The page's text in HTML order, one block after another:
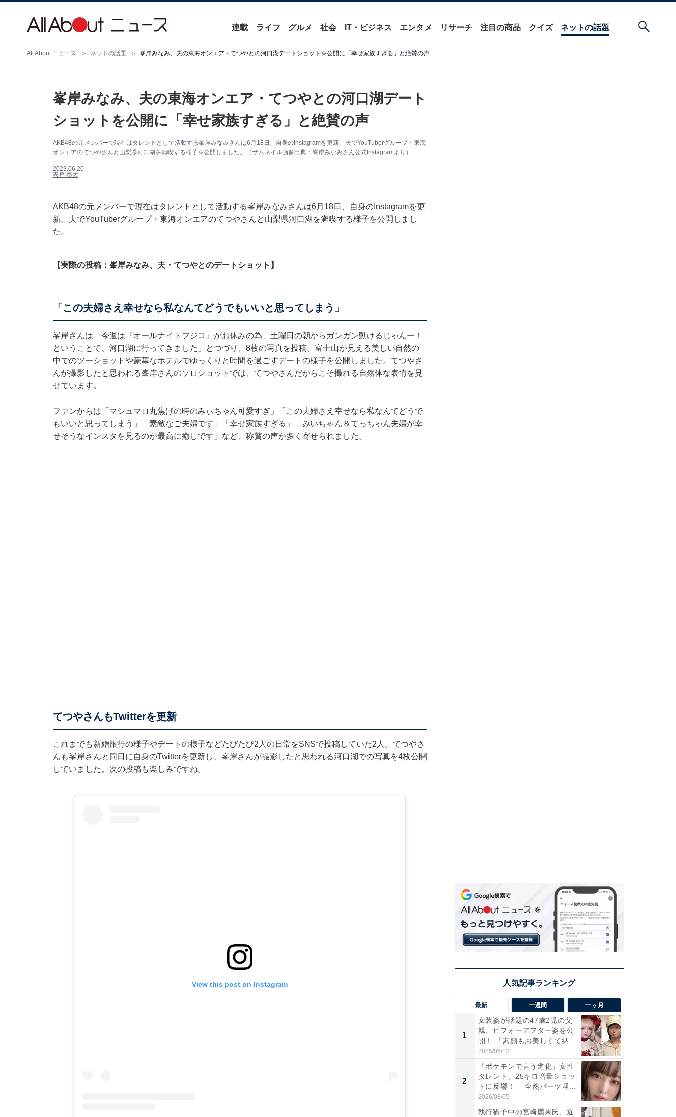
連載 ライフ グルメ 社会 IT・ビジネス エンタメ リサーチ 注目の商品 クイズ ネットの話題
All About ニュース ネットの話題 峯岸みなみ、夫の東海オンエア・てつやとの河口湖デートショットを公開に「幸せ家族すぎる」と絶賛の声
峯岸みなみ、夫の東海オンエア・てつやとの河口湖デート
ショットを公開に「幸せ家族すぎる」と絶賛の声
AKB48の元メンバーで現在はタレントとして活動する峯岸みなみさんは6月18日、自身のInstagramを更新。夫でYouTuberグループ・東海
オンエアのてつやさんと山梨県河口湖を満喫する様子を公開しました。（サムネイル画像出典：峯岸みなみさん公式Instagramより）
2023.06.20
宍戸 奏太
AKB48の元メンバーで現在はタレントとして活動する峯岸みなみさんは6月18日、自身のInstagramを更
新。夫でYouTuberグループ・東海オンエアのてつやさんと山梨県河口湖を満喫する様子を公開しまし
た。
【実際の投稿：峯岸みなみ、夫・てつやとのデートショット】
「この夫婦さえ幸せなら私なんてどうでもいいと思ってしまう」
峯岸さんは「今週は『オールナイトフジコ』がお休みの為、土曜日の朝からガンガン動けるじゃんー！
ということで、河口湖に行ってきました」とつづり、8枚の写真を投稿。富士山が見える美しい自然の
中でのツーショットや豪華なホテルでゆっくりと時間を過ごすデートの様子を公開しました。てつやさ
んが撮影したと思われる峯岸さんのソロショットでは、てつやさんだからこそ撮れる自然体な表情を見
せています。
ファンからは「マシュマロ丸焦げの時のみぃちゃん可愛すぎ」「この夫婦さえ幸せなら私なんてどうで
もいいと思ってしまう」「素敵なご夫婦です」「幸せ家族すぎる」「みいちゃん＆てっちゃん夫婦が幸
せそうなインスタを見るのが最高に癒しです」など、称賛の声が多く寄せられました。
てつやさんもTwitterを更新
これまでも新婚旅行の様子やデートの様子などたびたび2人の日常をSNSで投稿していた2人。てつやさ
んも峯岸さんと同日に自身のTwitterを更新し、峯岸さんが撮影したと思われる河口湖での写真を4枚公開
していました。次の投稿も楽しみですね。
View this post on Instagram
最新 一週間 一ヶ月
1
女装姿が話題の47歳2児の父
親、ビフォーアフター姿を公
開！ 「素顔もお美しくて納...
2025/06/12
2
「ポケモンで言う進化」女性
タレント、25キロ増量ショッ
トに反響！ 「全然パーツ埋...
2026/08/05
執行猶予中の宮崎麗果氏、近